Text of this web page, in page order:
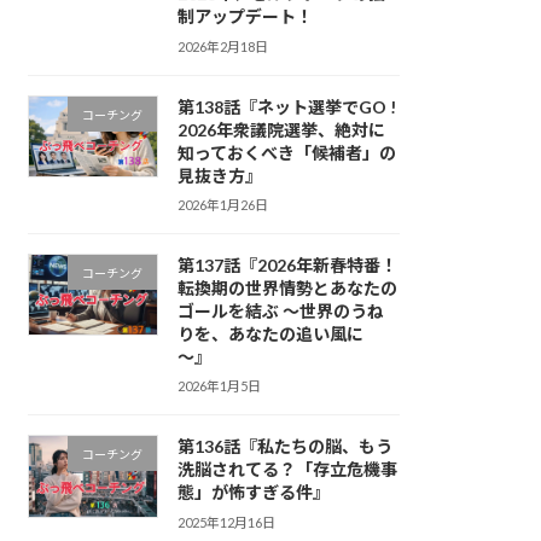
制アップデート！
2026年2月18日
コーチング
第138話『ネット選挙でGO !
2026年衆議院選挙、絶対に
知っておくべき「候補者」の
見抜き方』
2026年1月26日
コーチング
第137話『2026年新春特番！
転換期の世界情勢とあなたの
ゴールを結ぶ 〜世界のうね
りを、あなたの追い風に
〜』
2026年1月5日
コーチング
第136話『私たちの脳、もう
洗脳されてる？「存立危機事
態」が怖すぎる件』
2025年12月16日